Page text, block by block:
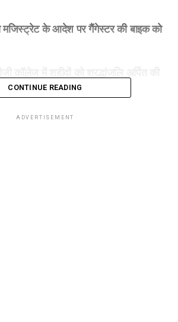
मजिस्ट्रेट के आदेश पर गैंगेस्टर की बाइक को
CONTINUE READING
ADVERTISEMENT